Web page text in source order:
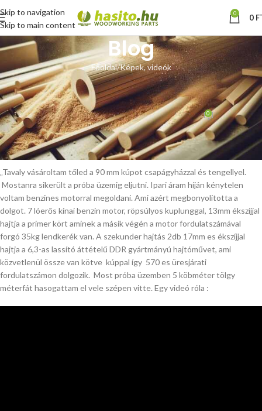
Skip to navigation
Skip to main content
0 0
Blog
Főoldal Képek, videók
KÉPEK, VIDEÓK
Vásárlói fotók, videó
Hoffmann ZsoltBe szeptember 5, 2017 0
Jusztin Péter vásárlónk küldte az alábbiakat:
„Tavaly vásároltam tőled a 90 mm kúpot csapágyházzal és tengellyel.
Mostanra sikerült a próba üzemig eljutni. Ipari áram híján kénytelen
voltam benzines motorral megoldani. Ami azért megbonyolította a
dolgot. 7 lóerős kínai benzin motor, röpsúlyos kuplunggal, 13mm ékszíjjal
hajtja a primer kört aminek a másik végén a motor fordulatszámával
forgó 35kg lendkerék van. A szekunder hajtás 2db 17mm es ékszíjjal
hajtja a 6,3-as lassító áttételű DDR gyártmányú hajtóművet, ami
közvetlenül össze van kötve kúppal így 570 es üresjárati
fordulatszámon dolgozik. Most próba üzemben 5 köbméter tölgy
méterfát hasogattam el vele szépen vitte. Egy videó róla :